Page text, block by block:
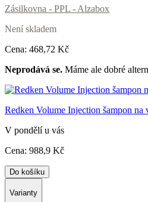
Zásilkovna - PPL - Alzabox
Není skladem
Cena: 468,72 Kč
Neprodává se. Máme ale dobré
Redken Volume Injection šampon na
V pondělí u vás
Cena: 988,9 Kč
Do košíku
Varianty